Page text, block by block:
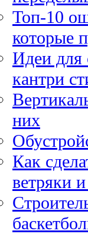
Топ-10
которые
Идеи для
кантри
них
Как
ветряки